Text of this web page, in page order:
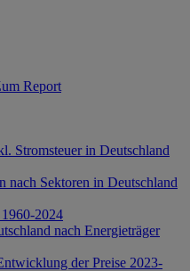
Report
Stromsteuer in Deutschland
nach Sektoren in Deutschland
2024
nach Energieträger
der Preise 2023-